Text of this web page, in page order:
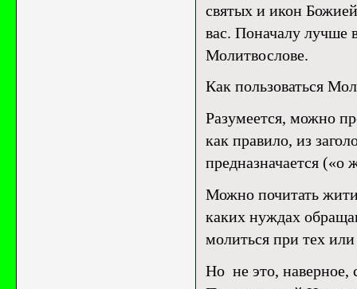
святых и икон
вас. Поначалу лучше
Молитвослове.
Как пользоваться
Разумеется, можно
как правило, из
предназначается («о
Можно почитать
каких нуждах
молиться при тех
Но не это, наверное,